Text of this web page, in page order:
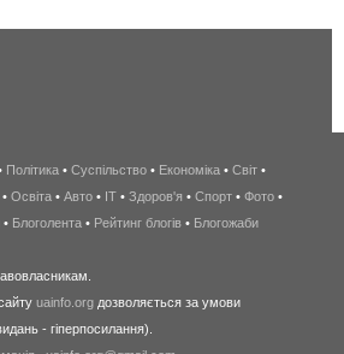
беспроводной
интернет
киев
wimax
Політика • Суспільство • Економіка • Світ •
• Освіта • Авто • IT • Здоров'я • Спорт • Фото •
• Блоголента • Рейтинг блогів • Блогожаби
uainfo.org дозволяється за умови
- гіперпосилання).